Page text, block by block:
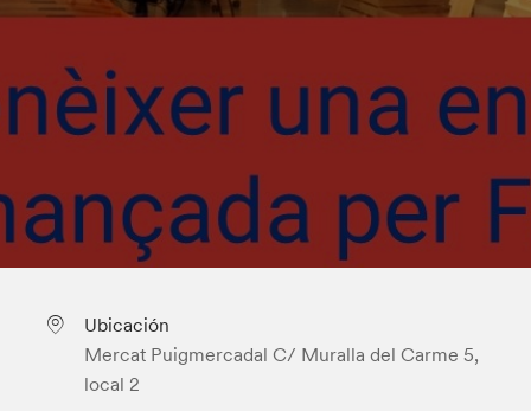
Ubicación
Mercat Puigmercadal C/ Muralla del Carme 5,
local 2